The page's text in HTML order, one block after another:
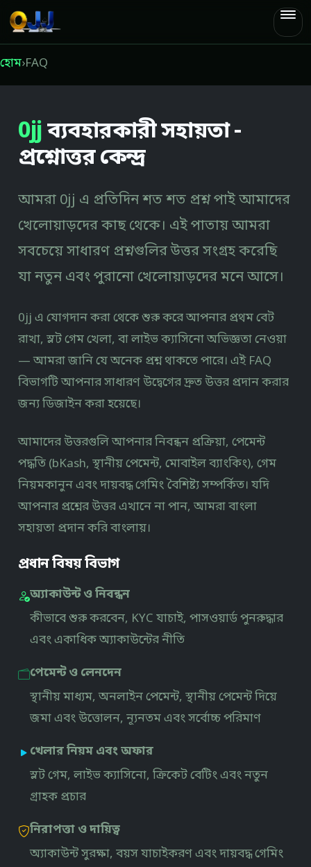
হোম›FAQ
0jjব্যবহারকারী সহায়তা -
প্রশ্নোত্তর কেন্দ্র
আমরা 0jj এ প্রতিদিন শত শত প্রশ্ন পাই আমাদের
খেলোয়াড়দের কাছ থেকে। এই পাতায় আমরা
সবচেয়ে সাধারণ প্রশ্নগুলির উত্তর সংগ্রহ করেছি
যা নতুন এবং পুরানো খেলোয়াড়দের মনে আসে।
0jj এ যোগদান করা থেকে শুরু করে আপনার প্রথম বেট
রাখা, স্লট গেম খেলা, বা লাইভ ক্যাসিনো অভিজ্ঞতা নেওয়া
— আমরা জানি যে অনেক প্রশ্ন থাকতে পারে। এই FAQ
বিভাগটি আপনার সাধারণ উদ্বেগের দ্রুত উত্তর প্রদান করার
জন্য ডিজাইন করা হয়েছে।
আমাদের উত্তরগুলি আপনার নিবন্ধন প্রক্রিয়া, পেমেন্ট
পদ্ধতি (bKash, স্থানীয় পেমেন্ট, মোবাইল ব্যাংকিং), গেম
নিয়মকানুন এবং দায়বদ্ধ গেমিং বৈশিষ্ট্য সম্পর্কিত। যদি
আপনার প্রশ্নের উত্তর এখানে না পান, আমরা বাংলা
সহায়তা প্রদান করি বাংলায়।
প্রধান বিষয় বিভাগ
অ্যাকাউন্ট ও নিবন্ধন
কীভাবে শুরু করবেন, KYC যাচাই, পাসওয়ার্ড পুনরুদ্ধার
এবং একাধিক অ্যাকাউন্টের নীতি
পেমেন্ট ও লেনদেন
স্থানীয় মাধ্যম, অনলাইন পেমেন্ট, স্থানীয় পেমেন্ট দিয়ে
জমা এবং উত্তোলন, ন্যূনতম এবং সর্বোচ্চ পরিমাণ
খেলার নিয়ম এবং অফার
স্লট গেম, লাইভ ক্যাসিনো, ক্রিকেট বেটিং এবং নতুন
গ্রাহক প্রচার
নিরাপত্তা ও দায়িত্ব
অ্যাকাউন্ট সুরক্ষা, বয়স যাচাইকরণ এবং দায়বদ্ধ গেমিং